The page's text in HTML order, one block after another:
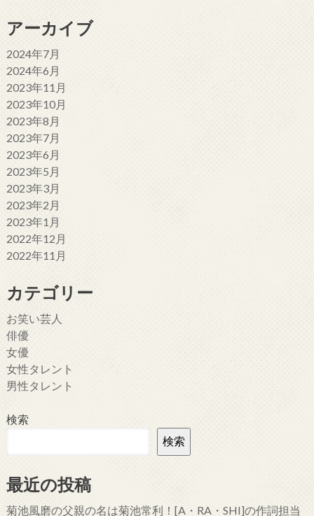
アーカイブ
2024年7月
2024年6月
2023年11月
2023年10月
2023年8月
2023年7月
2023年6月
2023年5月
2023年3月
2023年2月
2023年1月
2022年12月
2022年11月
カテゴリー
お笑い芸人
俳優
女優
女性タレント
男性タレント
検索
検索
最近の投稿
菊池風磨の父親の名は菊池常利！[A・RA・SHI]の作詞担当